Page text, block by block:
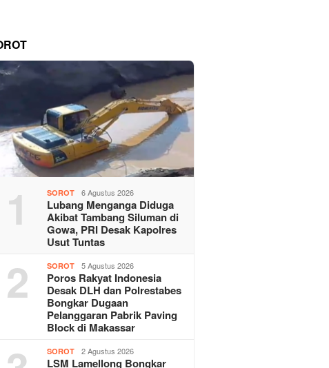
1 SOROT 6 Agustus 2026
Lubang Menganga Diduga
Akibat Tambang Siluman di
Gowa, PRI Desak Kapolres
Usut Tuntas
2 SOROT 5 Agustus 2026
Poros Rakyat Indonesia
Desak DLH dan Polrestabes
Bongkar Dugaan
Pelanggaran Pabrik Paving
Block di Makassar
SOROT 2 Agustus 2026
LSM Lamellong Bongkar